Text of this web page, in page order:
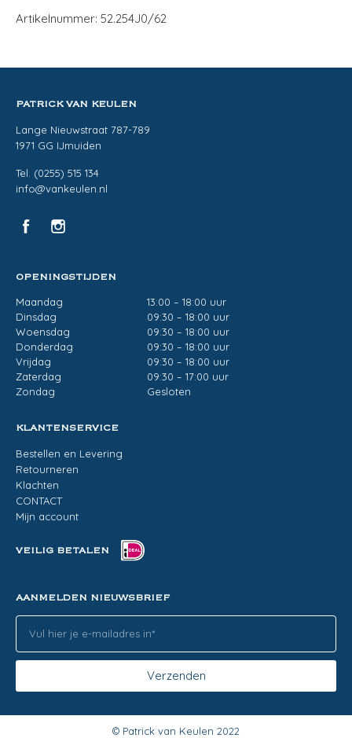
Artikelnummer: 52.254J0/62
PATRICK VAN KEULEN
Lange Nieuwstraat 787-789
1971 GG IJmuiden
Tel. (0255) 515 134
info@vankeulen.nl
OPENINGSTIJDEN
Maandag
13:00 – 18:00 uur
Dinsdag
09:30 – 18:00 uur
Woensdag
09:30 – 18:00 uur
Donderdag
09:30 – 18:00 uur
Vrijdag
09:30 – 18:00 uur
Zaterdag
09:30 – 17:00 uur
Zondag
Gesloten
KLANTENSERVICE
Bestellen en Levering
Retourneren
Klachten
CONTACT
Mijn account
VEILIG BETALEN
AANMELDEN NIEUWSBRIEF
Verzenden
© Patrick van Keulen 2022